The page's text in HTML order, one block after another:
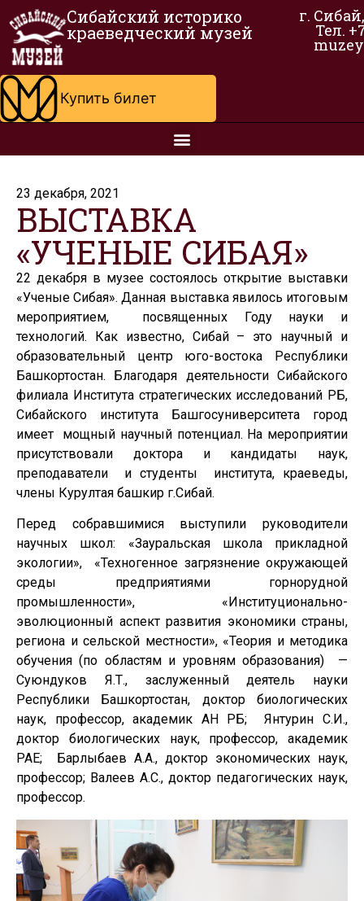
Сибайский историко
краеведческий музей
г.
Тел.
Купить билет
23 декабря, 2021
ВЫСТАВКА
«УЧЕНЫЕ СИБАЯ»
22 декабря в музее состоялось открытие выставки
«Ученые Сибая». Данная выставка явилось итоговым
мероприятием, посвященных Году науки и
технологий. Как известно, Сибай – это научный и
образовательный центр юго-востока Республики
Башкортостан. Благодаря деятельности Сибайского
филиала Института стратегических исследований РБ,
Сибайского института Башгосуниверситета город
имеет мощный научный потенциал. На мероприятии
присутствовали доктора и кандидаты наук,
преподаватели и студенты института, краеведы,
члены Курултая башкир г.Сибай.
Перед собравшимися выступили руководители
научных школ: «Зауральская школа прикладной
экологии», «Техногенное загрязнение окружающей
среды предприятиями горнорудной
промышленности», «Институционально-
эволюционный аспект развития экономики страны,
региона и сельской местности», «Теория и методика
обучения (по областям и уровням образования) —
Суюндуков Я.Т., заслуженный деятель науки
Республики Башкортостан, доктор биологических
наук, профессор, академик АН РБ; Янтурин С.И.,
доктор биологических наук, профессор, академик
РАЕ; Барлыбаев А.А., доктор экономических наук,
профессор; Валеев А.С., доктор педагогических наук,
профессор.